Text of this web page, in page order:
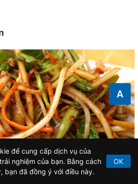
A
để cung cấp dịch vụ của
nghiệm của bạn. Bằng cách
bạn đã đồng ý với điều này.
OK